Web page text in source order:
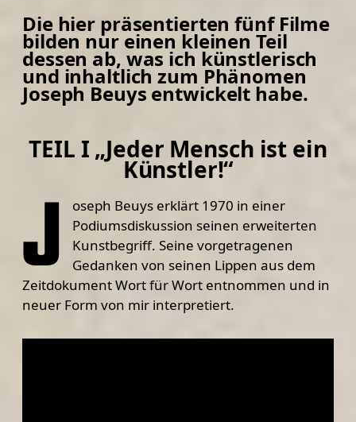
Die hier präsentierten fünf Filme
bilden nur einen kleinen Teil
dessen ab, was ich künstlerisch
und inhaltlich zum Phänomen
Joseph Beuys entwickelt habe.
TEIL I „Jeder Mensch ist ein
Künstler!“
J
oseph Beuys erklärt 1970 in einer
Podiumsdiskussion seinen erweiterten
Kunstbegriff. Seine vorgetragenen
Gedanken von seinen Lippen aus dem
Zeitdokument Wort für Wort entnommen und in
neuer Form von mir interpretiert.